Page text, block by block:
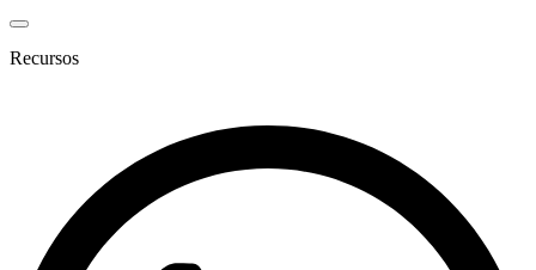
Recursos